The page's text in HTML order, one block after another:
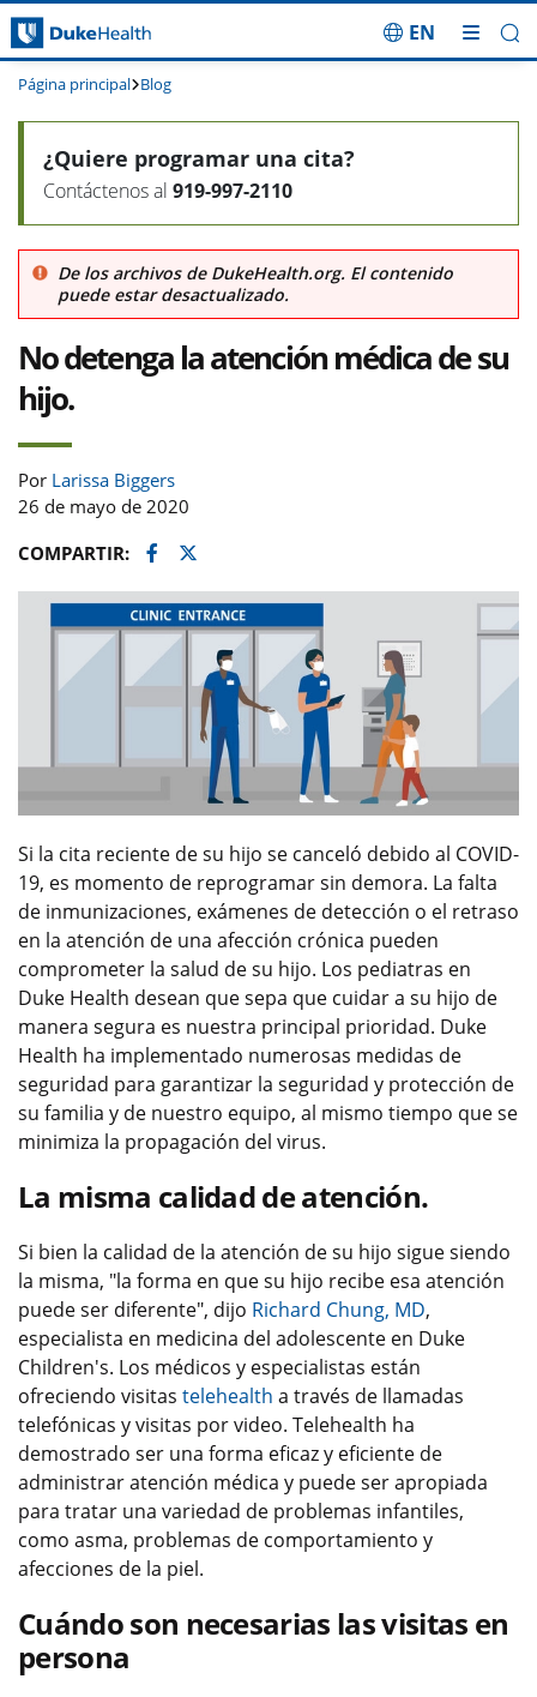
Saltar navegación
EN
Página principal Blog
De los archivos de DukeHealth.org. El contenido
puede estar desactualizado.
No detenga la atención médica de su
hijo.
Por Larissa Biggers
26 de mayo de 2020
COMPARTIR:
Facebook
Twitter
¿Quiere programar una cita?
Contáctenos al 919-997-2110
Si la cita reciente de su hijo se canceló debido al COVID-
19, es momento de reprogramar sin demora. La falta
de inmunizaciones, exámenes de detección o el retraso
en la atención de una afección crónica pueden
comprometer la salud de su hijo. Los pediatras en
Duke Health desean que sepa que cuidar a su hijo de
manera segura es nuestra principal prioridad. Duke
Health ha implementado numerosas medidas de
seguridad para garantizar la seguridad y protección de
su familia y de nuestro equipo, al mismo tiempo que se
minimiza la propagación del virus.
La misma calidad de atención.
Si bien la calidad de la atención de su hijo sigue siendo
la misma, "la forma en que su hijo recibe esa atención
puede ser diferente", dijo Richard Chung, MD,
especialista en medicina del adolescente en Duke
Children's. Los médicos y especialistas están
ofreciendo visitas telehealth a través de llamadas
telefónicas y visitas por video. Telehealth ha
demostrado ser una forma eficaz y eficiente de
administrar atención médica y puede ser apropiada
para tratar una variedad de problemas infantiles,
como asma, problemas de comportamiento y
afecciones de la piel.
Cuándo son necesarias las visitas en
persona